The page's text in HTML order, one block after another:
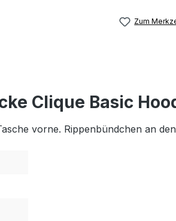
Zum
Clique Basic
vorne. Rippenbündchen an